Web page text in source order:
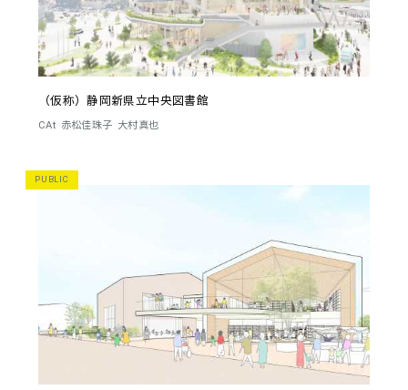
（仮称）静岡新県立中央図書館
CAt 赤松佳珠子 大村真也
PUBLIC